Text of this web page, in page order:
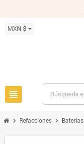
MXN $
view_headline
chevron_right Refacciones chevron_right Baterías